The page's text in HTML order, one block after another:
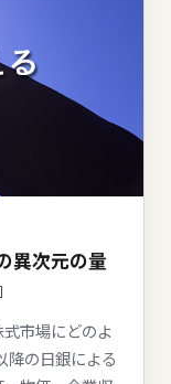
異次元の量
市場にどのよ
降の日銀による